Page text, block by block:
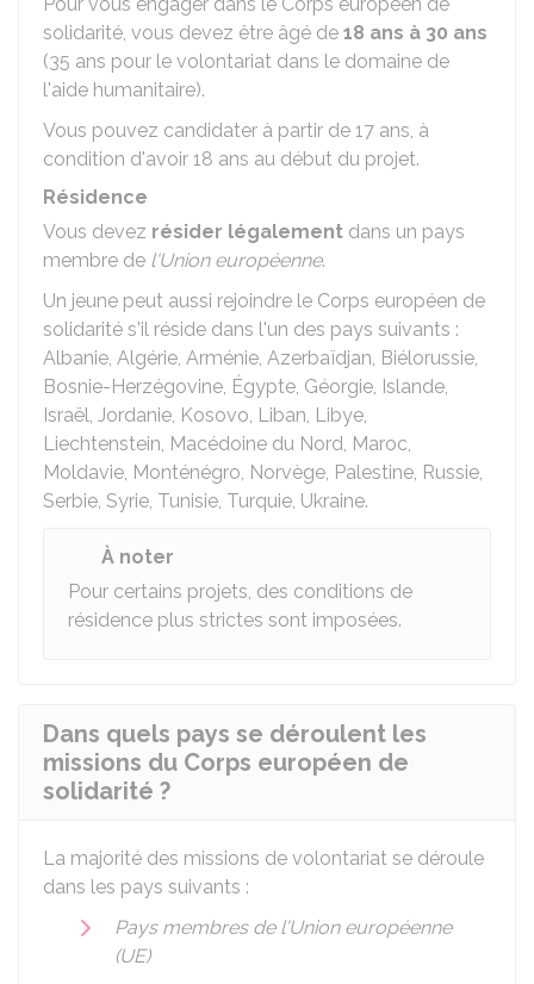
solidarité, vous devez être âgé de 18 ans à 30 ans
(35 ans pour le volontariat dans le domaine de
l'aide humanitaire).
Vous pouvez candidater à partir de 17 ans, à
condition d'avoir 18 ans au début du projet.
Résidence
Vous devez résider légalement dans un pays
membre de l'Union européenne.
Un jeune peut aussi rejoindre le Corps européen de
solidarité s'il réside dans l'un des pays suivants :
Albanie, Algérie, Arménie, Azerbaïdjan, Biélorussie,
Bosnie-Herzégovine, Égypte, Géorgie, Islande,
Israël, Jordanie, Kosovo, Liban, Libye,
Liechtenstein, Macédoine du Nord, Maroc,
Moldavie, Monténégro, Norvège, Palestine, Russie,
Serbie, Syrie, Tunisie, Turquie, Ukraine.
À noter
Pour certains projets, des conditions de
résidence plus strictes sont imposées.
Dans quels pays se déroulent les
missions du Corps européen de
solidarité ?
La majorité des missions de volontariat se déroule
dans les pays suivants :
Pays membres de l'Union européenne
(UE)